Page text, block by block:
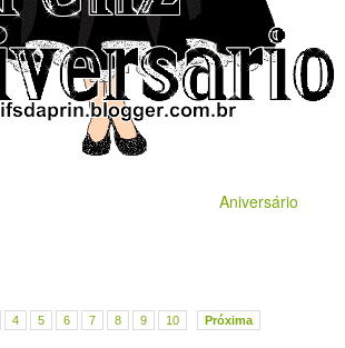
Aniversário
4 5 6 7 8 9 10 Próxima